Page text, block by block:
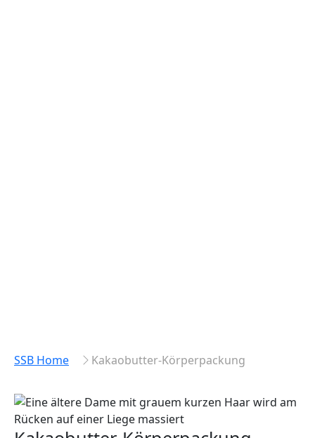
SSB Home Kakaobutter-Körperpackung